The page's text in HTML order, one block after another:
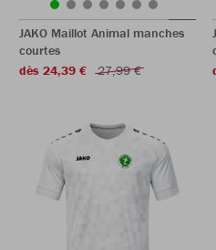
JAKO Maillot Animal manches
courtes
dès 24,39 €
27,99 €